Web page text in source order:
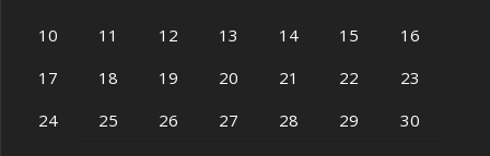
10
11 12 13 14 15
16
17
18 19 20 21 22
23
24
25 26 27 28 29
30